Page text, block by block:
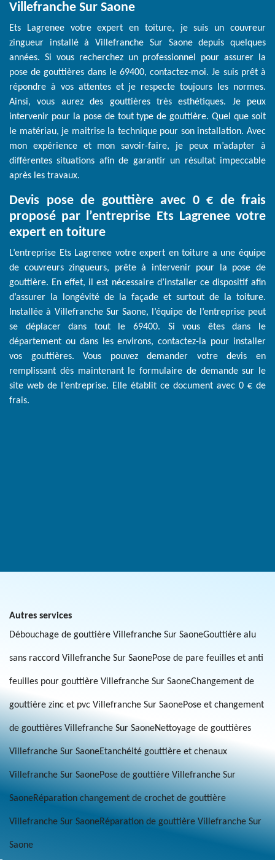
Villefranche Sur Saone
Ets Lagrenee votre expert en toiture, je suis un couvreur
zingueur installé à Villefranche Sur Saone depuis quelques
années. Si vous recherchez un professionnel pour assurer la
pose de gouttières dans le 69400, contactez-moi. Je suis prêt à
répondre à vos attentes et je respecte toujours les normes.
Ainsi, vous aurez des gouttières très esthétiques. Je peux
intervenir pour la pose de tout type de gouttière. Quel que soit
le matériau, je maitrise la technique pour son installation. Avec
mon expérience et mon savoir-faire, je peux m’adapter à
différentes situations afin de garantir un résultat impeccable
après les travaux.
Devis pose de gouttière avec 0 € de frais
proposé par l’entreprise Ets Lagrenee votre
expert en toiture
L’entreprise Ets Lagrenee votre expert en toiture a une équipe
de couvreurs zingueurs, prête à intervenir pour la pose de
gouttière. En effet, il est nécessaire d’installer ce dispositif afin
d’assurer la longévité de la façade et surtout de la toiture.
Installée à Villefranche Sur Saone, l’équipe de l’entreprise peut
se déplacer dans tout le 69400. Si vous êtes dans le
département ou dans les environs, contactez-la pour installer
vos gouttières. Vous pouvez demander votre devis en
remplissant dès maintenant le formulaire de demande sur le
site web de l’entreprise. Elle établit ce document avec 0 € de
frais.
Autres services
Débouchage de gouttière Villefranche Sur SaoneGouttière alu
sans raccord Villefranche Sur SaonePose de pare feuilles et anti
feuilles pour gouttière Villefranche Sur SaoneChangement de
gouttière zinc et pvc Villefranche Sur SaonePose et changement
de gouttières Villefranche Sur SaoneNettoyage de gouttières
Villefranche Sur SaoneEtanchéité gouttière et chenaux
Villefranche Sur SaonePose de gouttière Villefranche Sur
SaoneRéparation changement de crochet de gouttière
Villefranche Sur SaoneRéparation de gouttière Villefranche Sur
Saone